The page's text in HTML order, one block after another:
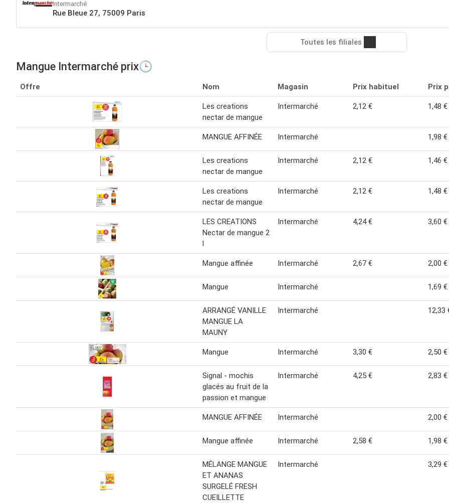
Intermarché
Rue Bleue 27, 75009 Paris
Toutes les filiales
Mangue Intermarché prix🕒
Offre Nom Magasin Prix habituel Prix
Les creations
nectar de mangue
Intermarché 2,12 € 1,48 €
MANGUE AFFINÉE Intermarché 1,98 €
Les creations
nectar de mangue
Intermarché 2,12 € 1,46 €
Les creations
nectar de mangue
Intermarché 2,12 € 1,48 €
LES CREATIONS
Nectar de mangue 2
l
Intermarché 4,24 € 3,60 €
Mangue affinée Intermarché 2,67 € 2,00 €
Mangue Intermarché 1,69 €
ARRANGÉ VANILLE
MANGUE LA
MAUNY
Intermarché 12,33
Mangue Intermarché 3,30 € 2,50 €
Signal - mochis
glacés au fruit de la
passion et mangue
Intermarché 4,25 € 2,83 €
MANGUE AFFINÉE Intermarché 2,00 €
Mangue affinée Intermarché 2,58 € 1,98 €
MÉLANGE MANGUE
ET ANANAS
SURGELÉ FRESH
CUEILLETTE
Intermarché 3,29 €